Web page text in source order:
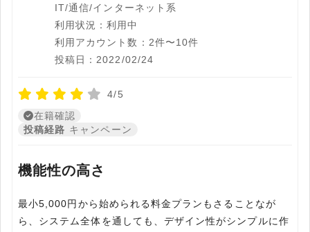
IT/通信/インターネット系
利用状況：利用中
利用アカウント数：2件〜10件
投稿日：2022/02/24
4/5
在籍確認
投稿経路 キャンペーン
機能性の高さ
最小5,000円から始められる料金プランもさることなが
ら、システム全体を通しても、デザイン性がシンプルに作